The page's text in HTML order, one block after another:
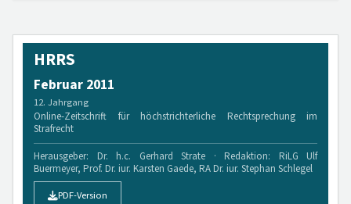
HRRS
Februar 2011
12. Jahrgang
Online-Zeitschrift für höchstrichterliche Rechtsprechung im
Strafrecht
Herausgeber: Dr. h.c. Gerhard Strate · Redaktion: RiLG Ulf
Buermeyer, Prof. Dr. iur. Karsten Gaede, RA Dr. iur. Stephan Schlegel
PDF-Version